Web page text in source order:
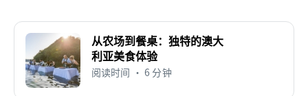
从农场到餐桌：独特的澳大
利亚美食体验
阅读时间 • 6 分钟